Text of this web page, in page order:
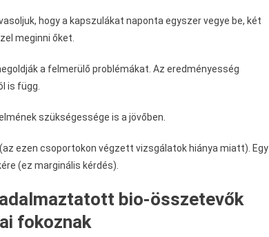
hogy a kapszulákat naponta egyszer vegye be, két
meginni őket.
a felmerülő problémákat. Az eredményesség
is függ.
szükségessége is a jövőben.
ezen csoportokon végzett vizsgálatok hiánya miatt). Egy
(ez marginális kérdés).
bio-összetevők
fokoznak